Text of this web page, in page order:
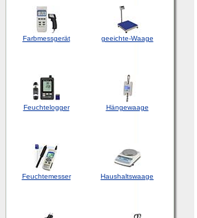
Farbmessgerät geeichte-Waage
Feuchtelogger Hängewaage
Feuchtemesser Haushaltswaage